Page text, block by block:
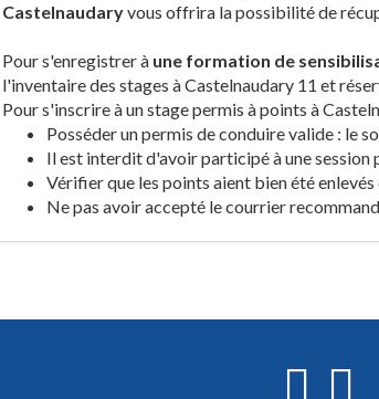
Castelnaudaryvous offrira la possibilité de
Pour s'enregistrer à une formation de
l'inventaire des stages à Castelnaudary 11 et
Pour s'inscrire à un stage permis à points à
Posséder un permis de conduire valide : le
Il est interdit d'avoir participé à une session
Vérifier que les points aient bien été
Ne pas avoir accepté le courrier